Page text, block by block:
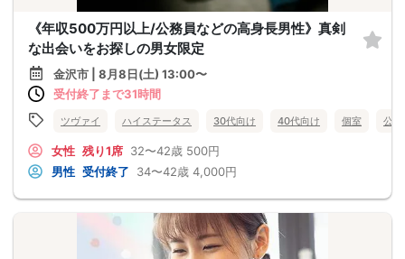
《年収500万円以上/公務員などの高身長男性》真剣
な出会いをお探しの男女限定
金沢市 | 8月8日(土) 13:00〜
受付終了まで31時間
ツヴァイ ハイステータス 30代向け 40代向け 個室 公
女性 残り1席 32〜42歳 500円
男性 受付終了 34〜42歳 4,000円